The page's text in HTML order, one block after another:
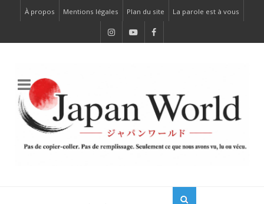
À propos Mentions légales Plan du site La parole est à vous